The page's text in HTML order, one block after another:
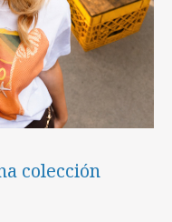
colección